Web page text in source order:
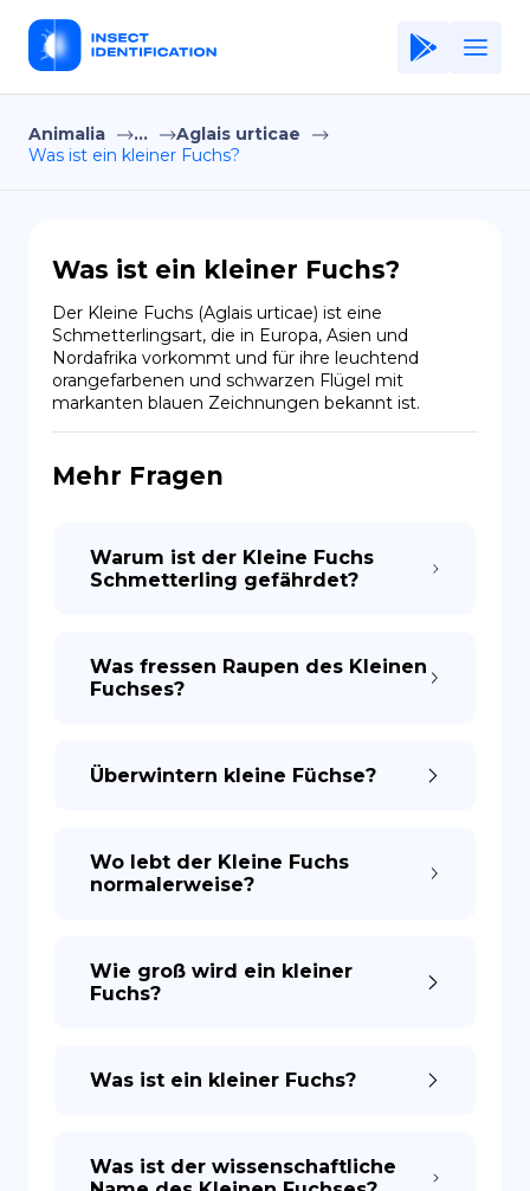
Home
Application
Terms of Use
Privacy Policy
DE
ES
Copiright © Niro ID
Animalia ...
Aglais urticae
Was ist ein kleiner Fuchs?
Was ist ein kleiner Fuchs?
Der Kleine Fuchs (Aglais urticae) ist eine
Schmetterlingsart, die in Europa, Asien und
Nordafrika vorkommt und für ihre leuchtend
orangefarbenen und schwarzen Flügel mit
markanten blauen Zeichnungen bekannt ist.
Mehr Fragen
Warum ist der Kleine Fuchs
Schmetterling gefährdet?
Was fressen Raupen des Kleinen
Fuchses?
Überwintern kleine Füchse?
Wo lebt der Kleine Fuchs
normalerweise?
Wie groß wird ein kleiner
Fuchs?
Was ist ein kleiner Fuchs?
Was ist der wissenschaftliche